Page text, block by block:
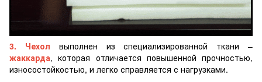
3. Чехол выполнен из специализированной ткани –
жаккарда, которая отличается повышенной прочностью,
износостойкостью, и легко справляется с нагрузками.